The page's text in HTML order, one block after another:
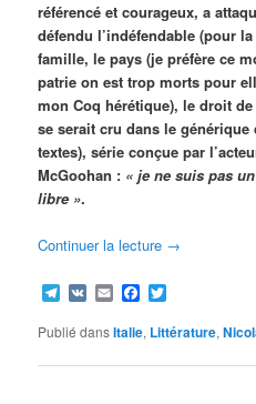
référencé et courageux, a
défendu l’indéfendable (pour
famille, le pays (je préfère ce
patrie on est trop morts pour
mon Coq hérétique), le droit
se serait cru dans le
textes), série conçue par
McGoohan : « je ne suis pas
libre ».
Continuer la lecture →
Telegram
VK EmailFacebook
Publié dansItalie, Littérature,